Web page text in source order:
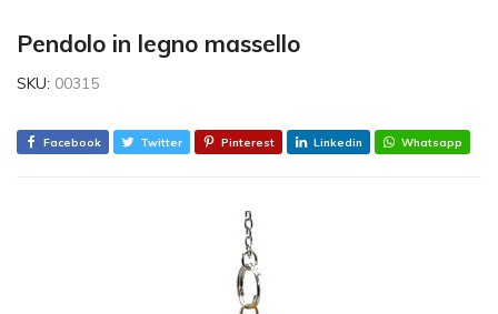
Pendolo in legno massello
SKU: 00315
Facebook Twitter Pinterest Linkedin Whatsapp